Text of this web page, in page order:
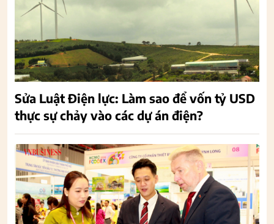
Sửa Luật Điện lực: Làm sao để vốn tỷ USD
thực sự chảy vào các dự án điện?